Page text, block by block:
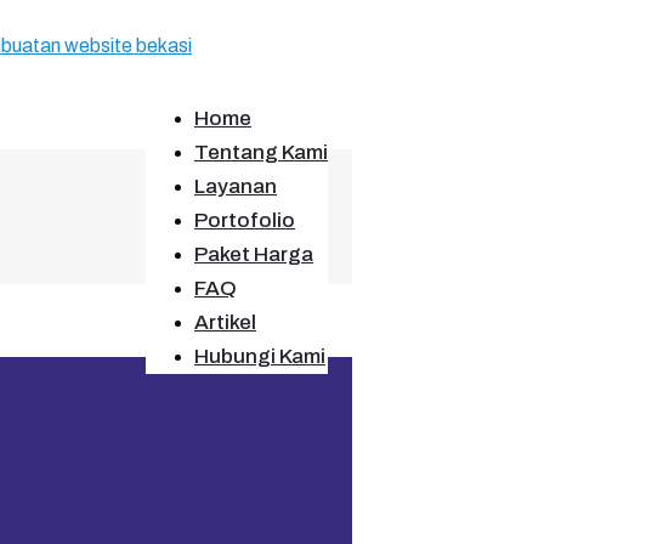
Home
Tentang Kami
Layanan
Portofolio
Paket Harga
FAQ
Artikel
Hubungi Kami